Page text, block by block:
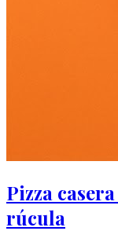
Pizza
rúcula